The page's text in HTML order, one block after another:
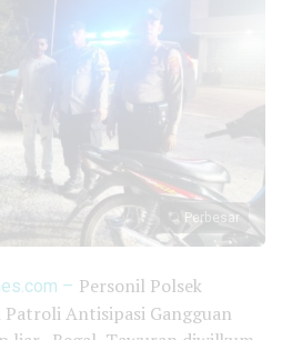
Perbesar
– Personil Polsek
Antisipasi Gangguan